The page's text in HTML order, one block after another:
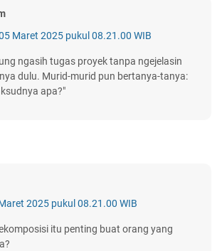
Maret 2025 pukul 08.21.00 WIB
ngasih tugas proyek tanpa ngejelasin
dulu. Murid-murid pun bertanya-tanya:
apa?"
2025 pukul 08.21.00 WIB
itu penting buat orang yang